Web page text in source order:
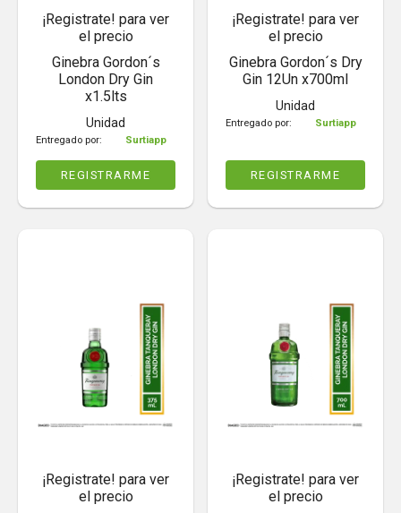
¡Registrate! para ver
el precio
Ginebra Gordon´s
London Dry Gin
x1.5lts
Unidad
Entregado por: Surtiapp
REGISTRARME
¡Registrate! para ver
el precio
Ginebra Gordon´s Dry
Gin 12Un x700ml
Unidad
Entregado por: Surtiapp
REGISTRARME
¡Registrate! para ver
el precio
¡Registrate! para ver
el precio